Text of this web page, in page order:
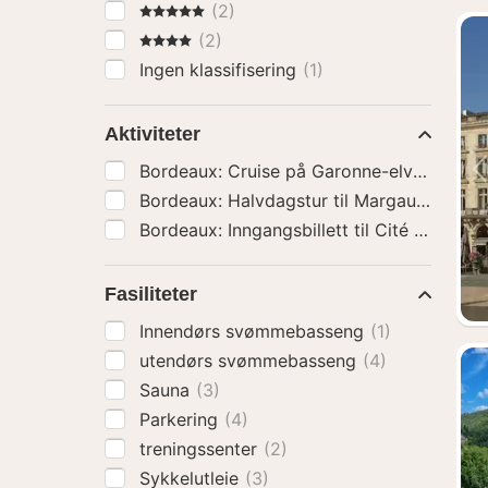
5 Stjerner(2)
4 Stjerner
(2)
Ingen klassifisering (1)
Aktiviteter
Fasiliteter
Innendørs svømmebasseng (1)
utendørs svømmebasseng (4)
Sauna (3)
Parkering (4)
treningssenter (2)
Sykkelutleie (3)